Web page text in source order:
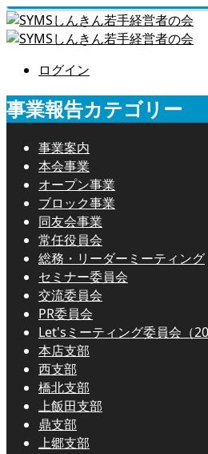
ログイン
事業報告カテゴリー
事業案内
本会事業
オープン事業
ブロック事業
同友会事業
常任役員会
総務・リーダーミーティング
セミナー委員会
交流委員会
PR委員会
Let'sミーティング委員会（
本店支部
西支部
橋北支部
上飯田支部
鼎支部
上郷支部